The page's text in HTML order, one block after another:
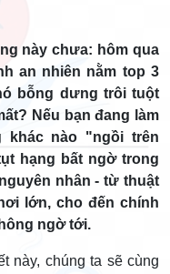
này chưa: hôm qua
an nhiên nằm top 3
bỗng dưng trôi tuột
Nếu bạn đang làm
khác nào "ngồi trên
hạng bất ngờ trong
nhân - từ thuật
lớn, cho đến chính
ngờ tới.
chúng ta sẽ cùng